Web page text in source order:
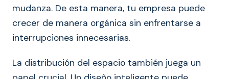
mudanza. De esta manera, tu empresa puede
crecer de manera orgánica sin enfrentarse a
interrupciones innecesarias.
La distribución del espacio también juega un